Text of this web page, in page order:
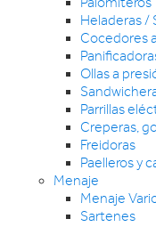
Heladeras /
Cocedores
Ollas a
Parrillas
Creperas,
Freidoras
Paelleros y
Menaje
Menaje
Sartenes